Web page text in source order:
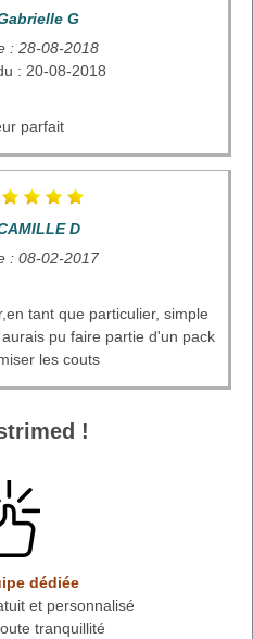
G
: 28-08-2018
: 20-08-2018
parfait
D
: 08-02-2017
tant que particulier, simple
pu faire partie d'un pack
les couts
!
dédiée
et personnalisé
tranquillité